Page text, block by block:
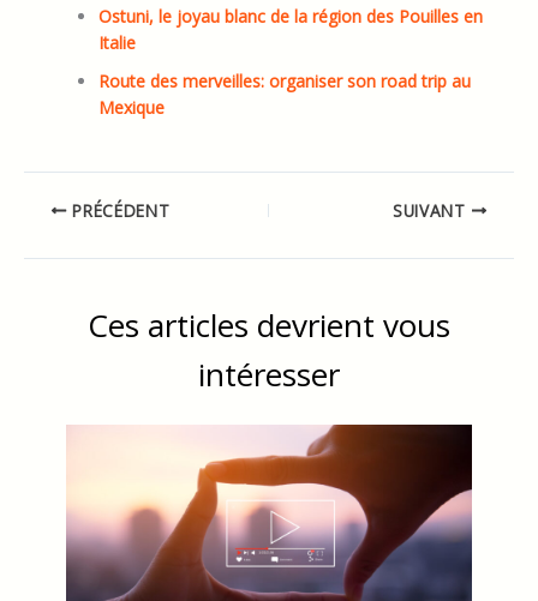
Découverte des atouts de la Plage de la Pointe
Exploration encrée: tendances et significations des
tatouages de voyage
Ostuni, le joyau blanc de la région des Pouilles en
Route des merveilles: organiser son road trip au
Mexique
Ces articles devrient vous
intéresser